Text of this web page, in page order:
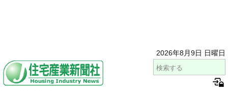
2026年8月9日 日曜日